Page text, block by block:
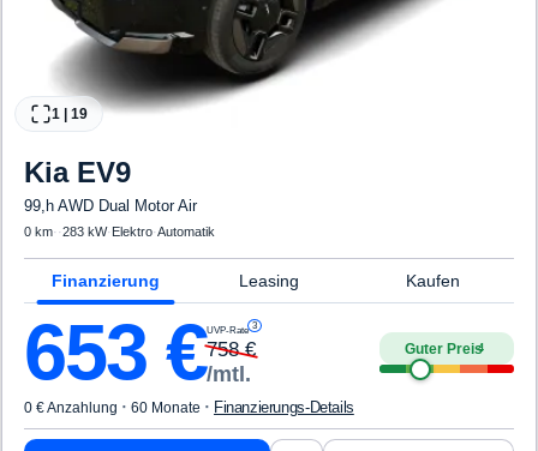
1 19
Kia EV9
99,h AWD Dual Motor Air
0 km· ·283 kW· Elektro·Automatik
Finanzierung Leasing Kaufen
653 €UVP-Rate 3
758€
/mtl.
Guter Preis4
0 € Anzahlung · 60 Monate · Finanzierungs-Details